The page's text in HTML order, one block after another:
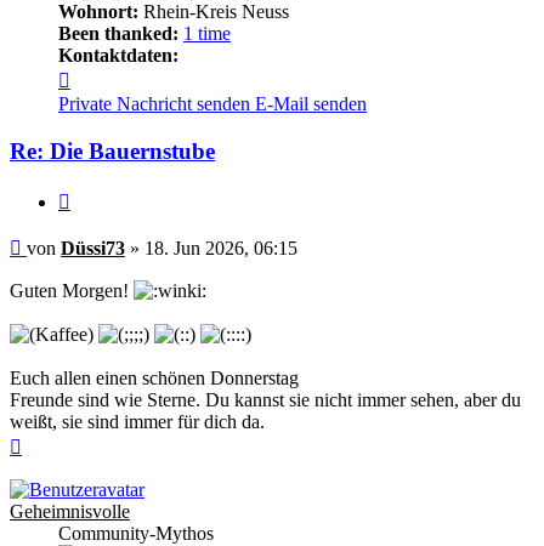
Wohnort: Rhein-Kreis Neuss
Been thanked: 1 time
Kontaktdaten:
von
Düssi73
Private Nachricht senden E-Mail senden
Re: Die Bauernstube
Beitrag
von Düssi73 » 18. Jun 2026, 06:15
Guten Morgen!
Euch allen einen schönen Donnerstag
Freunde sind wie Sterne. Du kannst sie nicht immer sehen, aber du
weißt, sie sind immer für dich da.
Geheimnisvolle
Community-Mythos